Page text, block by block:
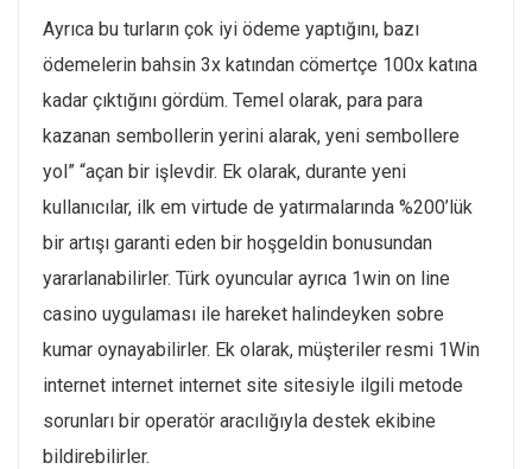
Ayrıca bu turların çok iyi ödeme yaptığını, bazı
ödemelerin bahsin 3x katından cömertçe 100x katına
kadar çıktığını gördüm. Temel olarak, para para
kazanan sembollerin yerini alarak, yeni sembollere
yol” “açan bir işlevdir. Ek olarak, durante yeni
kullanıcılar, ilk em virtude de yatırmalarında %200’lük
bir artışı garanti eden bir hoşgeldin bonusundan
yararlanabilirler. Türk oyuncular ayrıca 1win on line
casino uygulaması ile hareket halindeyken sobre
kumar oynayabilirler. Ek olarak, müşteriler resmi 1Win
internet internet internet site sitesiyle ilgili metode
sorunları bir operatör aracılığıyla destek ekibine
bildirebilirler.